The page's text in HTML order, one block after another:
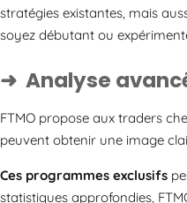
stratégies existantes, mais
soyez débutant ou
Analyse
FTMO propose aux traders
peuvent obtenir une image
Ces programmes exclusifs
statistiques approfondies,